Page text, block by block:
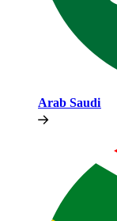
Arab Saudi​​